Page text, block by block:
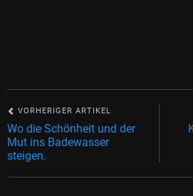
VORHERIGER ARTIKEL
Wo die Schönheit und der
Mut ins Badewasser
steigen.